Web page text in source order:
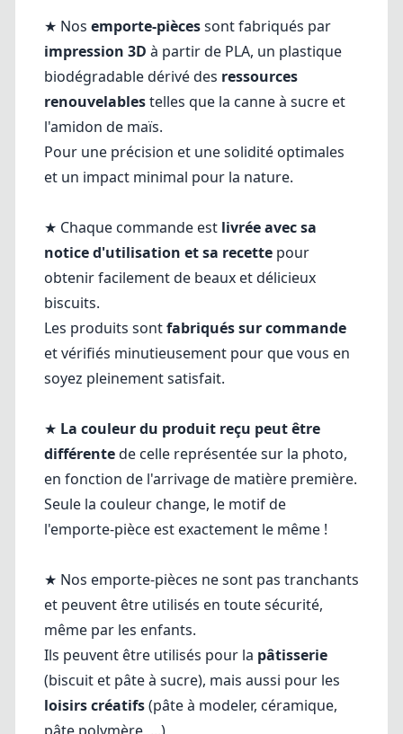
★ Nos emporte-piècessont fabriqués par
impression 3D à partir de PLA, un plastique
biodégradable dérivé des ressources
renouvelablestelles que la canne à sucre et
l'amidon de maïs.
Pour une précision et une solidité optimales
et un impact minimal pour la nature.
★ Chaque commande est livrée avec sa
notice d'utilisation et sa recette pour
obtenir facilement de beaux et délicieux
biscuits.
Les produits sontfabriqués sur commande
et vérifiés minutieusement pour que vous en
soyez pleinement satisfait.
★ La couleur du produit reçu peut être
différentede celle représentée sur la photo,
en fonction de l'arrivage de matière première.
Seule la couleur change, le motif de
l'emporte-pièce est exactement le même !
★ Nos emporte-pièces ne sont pas tranchants
et peuvent être utilisés en toute sécurité,
même par les enfants.
Ils peuvent être utilisés pour la pâtisserie
(biscuit et pâte à sucre), mais aussi pour les
loisirs créatifs(pâte à modeler, céramique,
pâte polymère, ...)